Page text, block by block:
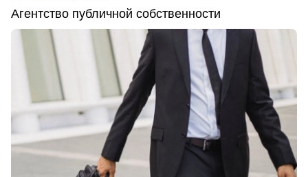
Агентство публичной собственности